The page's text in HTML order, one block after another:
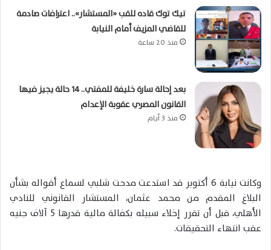
تيك توك قاده للقب «المستشار».. اعترافات صادمة
للقاضي المزيف أمام النيابة
منذ 20 ساعة
بعد إحالة سارة خليفة للمفتي.. 14 حالة يجيز فيها
القانون المصري عقوبة الإعدام
منذ 3 أيام
وكانت نيابة 6 أكتوبر قد استدعت مدحت شلبي لسماع أقواله بشأن
البلاغ المقدم من محمد عثمان، المستشار القانوني للنادي
الأهلي، قبل أن تقرر إخلاء سبيله بكفالة مالية قدرها 5 آلاف جنيه
عقب انتهاء التحقيقات.